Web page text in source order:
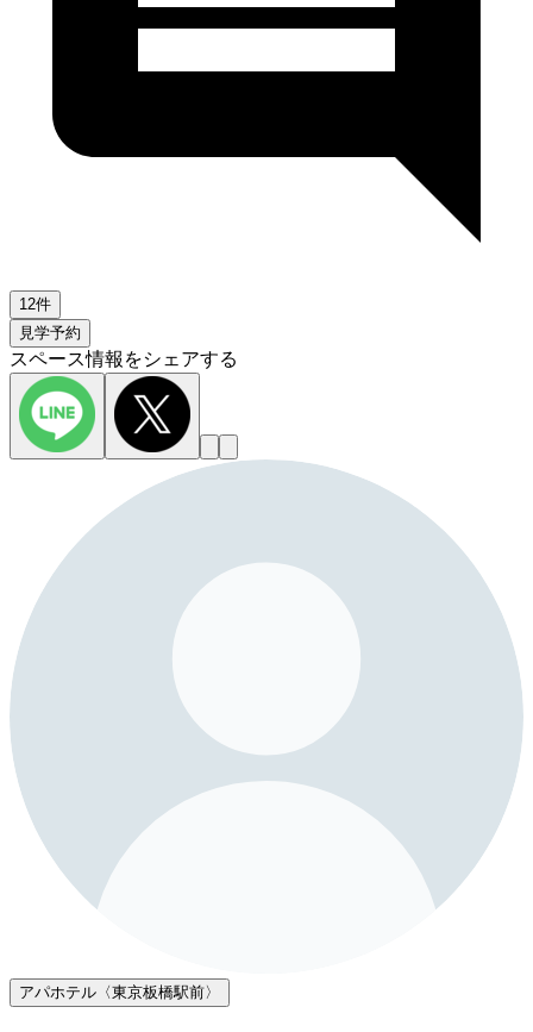
12件
見学予約
スペース情報をシェアする
アパホテル〈東京板橋駅前〉